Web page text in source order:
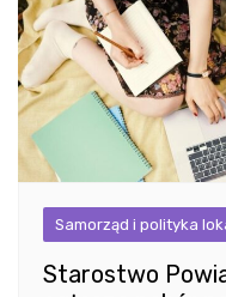
Samorząd i polityka
Starostwo